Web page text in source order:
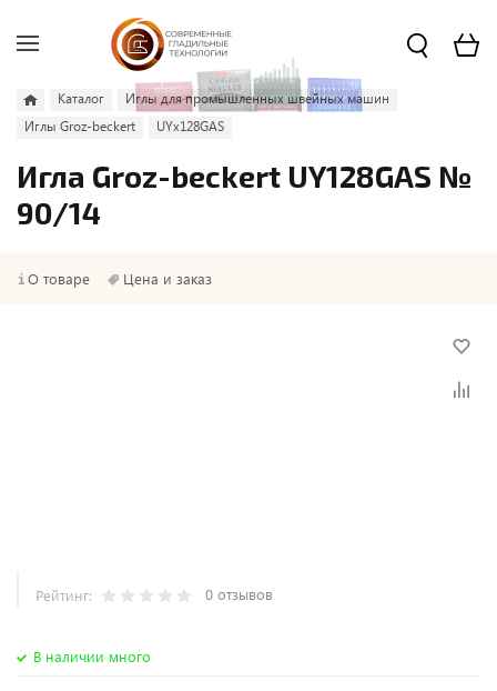
Каталог
Иглы для промышленных швейных машин
Иглы Groz-beckert
UYx128GAS
Игла Groz-beckert UY128GAS №
90/14
О товаре Цена и заказ
Рейтинг: 0 отзывов
В наличии много